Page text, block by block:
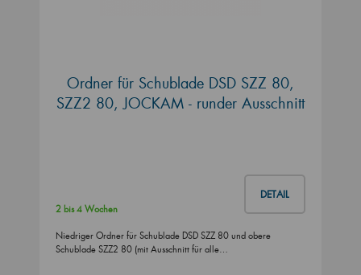
Ordner für Schublade DSD SZZ 80,
SZZ2 80, JOCKAM - runder Ausschnitt
DETAIL
2 bis 4 Wochen
Niedriger Ordner für Schublade DSD SZZ 80 und obere
Schublade SZZ2 80 (mit Ausschnitt für alle…